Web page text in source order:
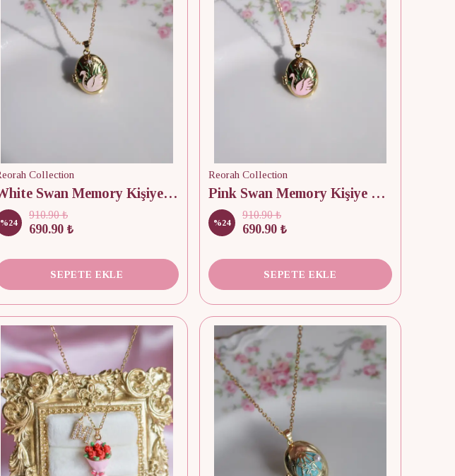
Collection
White Swan Memory Kişiye Özel Fotoğraflı Kapaklı Kolye
%24
910.90 ₺
690.90 ₺
SEPETE EKLE
Reorah Collection
Pink Swan Memory Kişiye Özel Fotoğraflı Kapaklı Kolye
%24
910.90 ₺
690.90 ₺
SEPETE EKLE